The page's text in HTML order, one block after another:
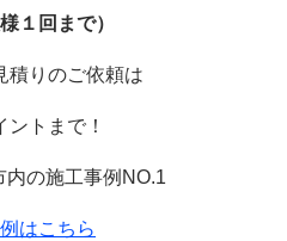
１回まで）
積りのご依頼は
ントまで！
の施工事例 NO.1
はこちら